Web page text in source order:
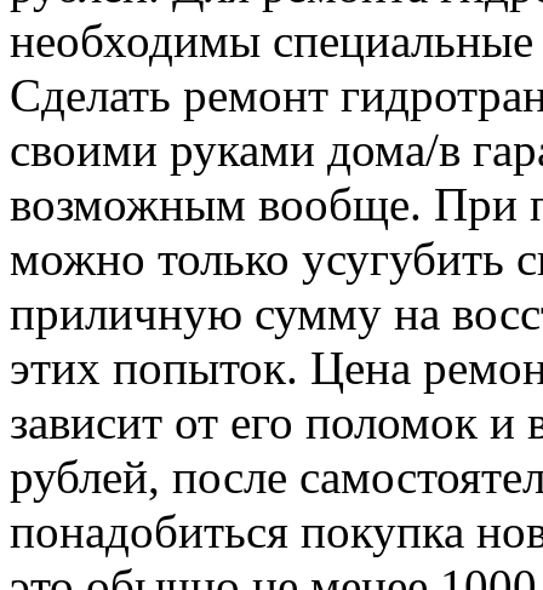
необходимы
Сделать ремонт
своими руками дома/в
возможным вообще. При
можно только усугубить
приличную сумму на
этих попыток. Цена
зависит от его поломок и
рублей, после
понадобиться покупка